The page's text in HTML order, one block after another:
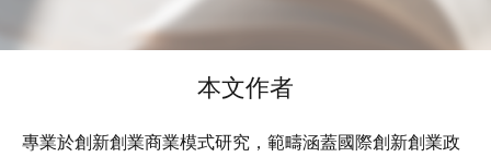
本文作者
專業於創新創業商業模式研究，範疇涵蓋國際創新創業政